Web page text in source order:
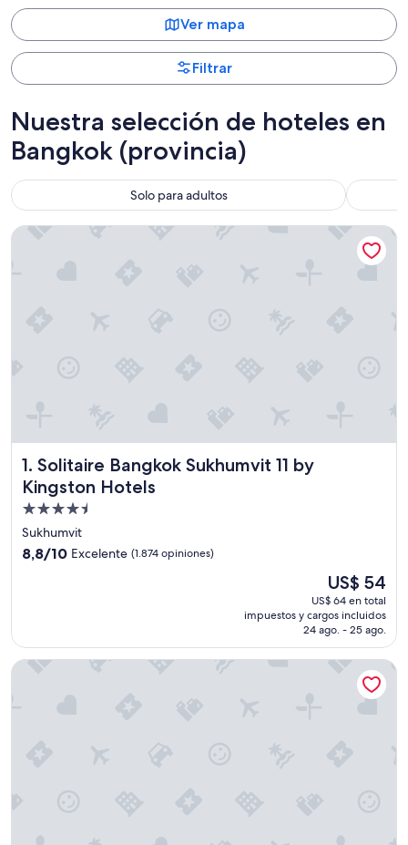
Ver mapa
Filtrar
Nuestra selección de hoteles en
Bangkok (provincia)
Solo para adultos
1. Solitaire Bangkok Sukhumvit 11 by
Kingston Hotels
Solitaire Bangkok Sukhumvit 11 by Kingston Hotels
Propiedad
de
4.5
estrellas
Sukhumvit
8.8
8,8/10 Excelente (1.874 opiniones)
El
precio
actual
es
de
US$ 54
US$ 54
US$ 64 en total
impuestos y cargos incluidos
24 ago. - 25 ago.
Solitaire Bangkok Sukhumvit 11 by Kingston Hotels
Valia Bangkok Sukhumvit 24 by Kingston Hotels